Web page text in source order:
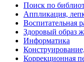
Поиск по
Аппликация,
Воспитательная
Здоровый образ
Информатика
Коррекционная